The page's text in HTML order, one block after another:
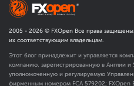
2005 - 2026 © FXOpen Все права
их соответствующим владельцам.
Этот блог принадлежит и управляется
компанию, зарегистрированную в Англии
уполномоченную и регулируемую
фирменным номером FCA 579202; FXOpen